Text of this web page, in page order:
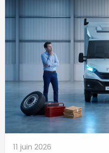
11 juin 2026